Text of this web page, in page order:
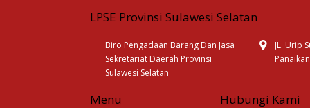
LPSE Provinsi Sulawesi Selatan
Biro Pengadaan Barang Dan Jasa
Sekretariat Daerah Provinsi
Sulawesi Selatan
JL. Urip
Menu Hubungi Kami